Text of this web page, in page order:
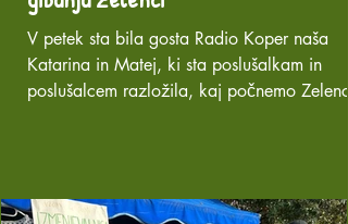
V petek sta bila gosta Radio Koper naša
Katarina in Matej, ki sta poslušalkam in
poslušalcem razložila, kaj počnemo